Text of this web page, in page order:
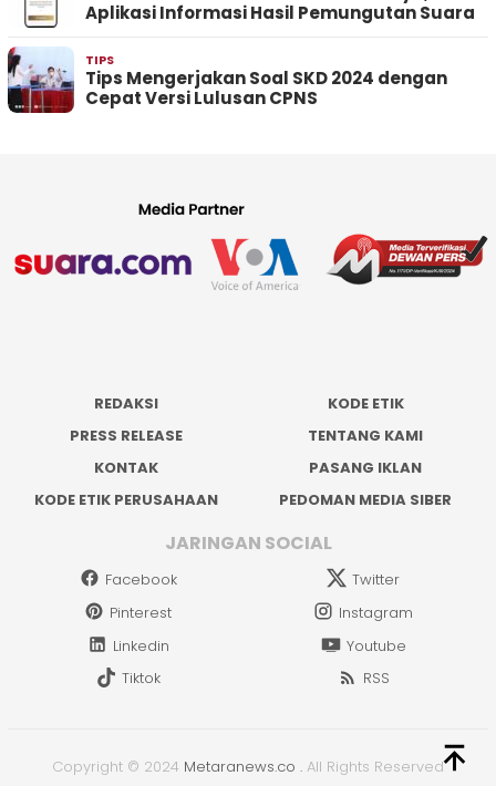
Aplikasi Informasi Hasil Pemungutan Suara
TIPS
Tips Mengerjakan Soal SKD 2024 dengan
Cepat Versi Lulusan CPNS
REDAKSI
KODE ETIK
PRESS RELEASE
TENTANG KAMI
KONTAK
PASANG IKLAN
KODE ETIK PERUSAHAAN
PEDOMAN MEDIA SIBER
JARINGAN SOCIAL
Facebook
Twitter
Pinterest
Instagram
Linkedin
Youtube
Tiktok
RSS
Copyright © 2024 Metaranews.co . All Rights Reserved